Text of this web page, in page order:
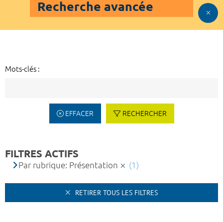
Recherche avancée
Mots-clés :
EFFACER RECHERCHER
FILTRES ACTIFS
Par rubrique: Présentation (1)
RETIRER TOUS LES FILTRES